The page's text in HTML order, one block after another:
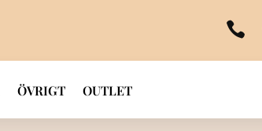

ÖVRIGT OUTLET